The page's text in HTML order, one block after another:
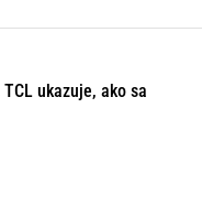
ukazuje, ako sa